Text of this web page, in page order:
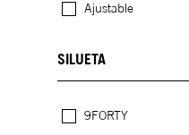
Ajustable
SILUETA
9FORTY